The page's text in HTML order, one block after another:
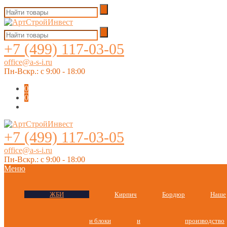
+7 (499) 117-03-05
office@a-s-i.ru
Пн-Вскр.: c 9:00 - 18:00
0
0
+7 (499) 117-03-05
office@a-s-i.ru
Пн-Вскр.: c 9:00 - 18:00
Меню
ЖБИ Кирпич
и блоки
Бордюр
и
Наше
производство